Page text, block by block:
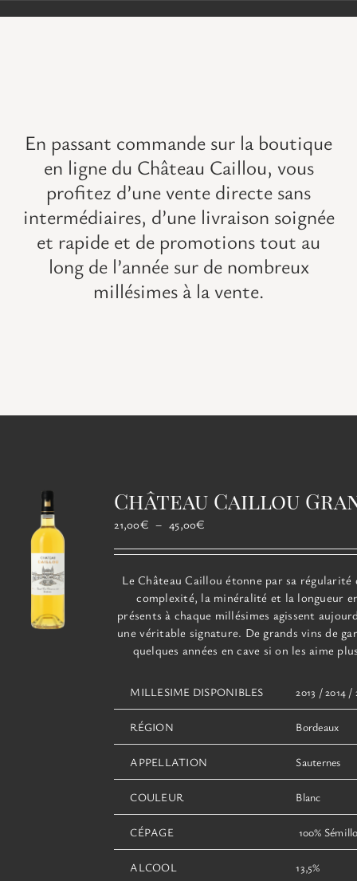
VISITES
ACTUALITÉS
CONTACT
MON PANIER
En passant commande sur la boutique
en ligne du Château Caillou, vous
profitez d’une vente directe sans
intermédiaires, d’une livraison soignée
et rapide et de promotions tout au
long de l’année sur denombreux
millésimes à la vente.
Château Caillou
21,00€ – 45,00€
prix :
21,00€
à
45,00€
Le Château Caillou étonne par sa régularité
complexité, la minéralité et la longueur
présents à chaque millésimes agissent
une véritable signature. De grands vins de
quelques années en cave si on les aime
MILLESIME DISPONIBLES 2013 / 2014 /
RÉGION Bordeaux
APPELLATION Sauternes
COULEUR Blanc
CÉPAGE 100%
ALCOOL 13,5%